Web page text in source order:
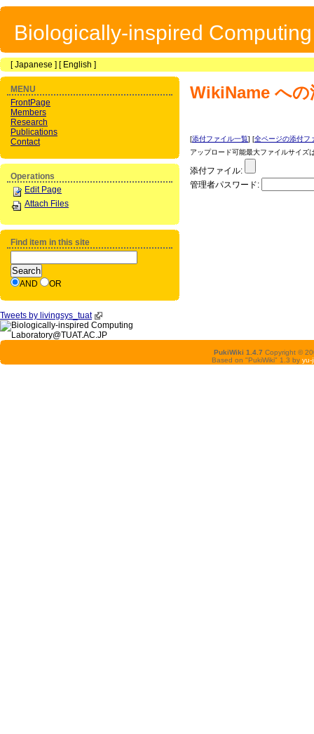
Biologically-inspired
[Japanese ] [ English ]
WikiName への
[添付ファイル一覧] [全ページの添付フ
アップロード可能最大ファイルサイズ
添付ファイル:
管理者パスワード:
MENU
FrontPage
Members
Research
Publications
Contact
Operations
Edit Page
Attach Files
Find item in this site
AND OR
Tweets by livingsys_tuat
PukiWiki 1.4.7 Copyright ©
Based on "PukiWiki" 1.3 by yu-ji